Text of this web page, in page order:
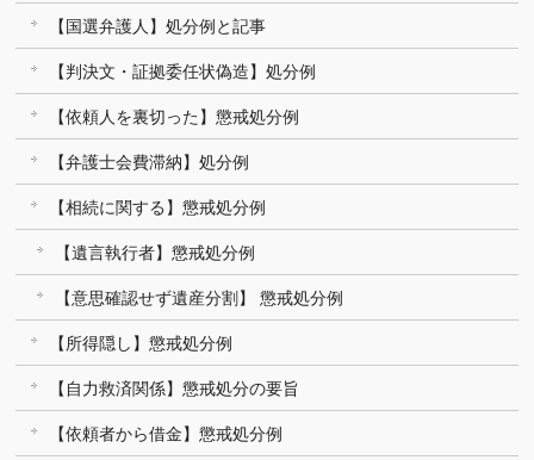
【国選弁護人】処分例と記事
【判決文・証拠委任状偽造】処分例
【依頼人を裏切った】懲戒処分例
【弁護士会費滞納】処分例
【相続に関する】懲戒処分例
【遺言執行者】懲戒処分例
【意思確認せず遺産分割】 懲戒処分例
【所得隠し】懲戒処分例
【自力救済関係】懲戒処分の要旨
【依頼者から借金】懲戒処分例